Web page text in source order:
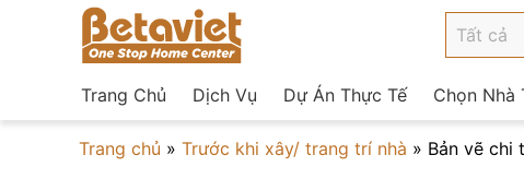
Trang Chủ Dịch Vụ Dự Án Thực Tế Chọn Nhà
Trang chủ » Trước khi xây/ trang trí nhà » Bản vẽ chi